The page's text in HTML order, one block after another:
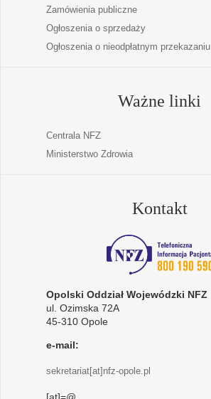
Zamówienia publiczne
Ogłoszenia o sprzedaży
Ogłoszenia o nieodpłatnym przekazaniu
Ważne linki
Centrala NFZ
Ministerstwo Zdrowia
Kontakt
Opolski Oddział Wojewódzki NFZ
ul. Ozimska 72A
45-310 Opole
e-mail:
sekretariat[at]nfz-opole.pl